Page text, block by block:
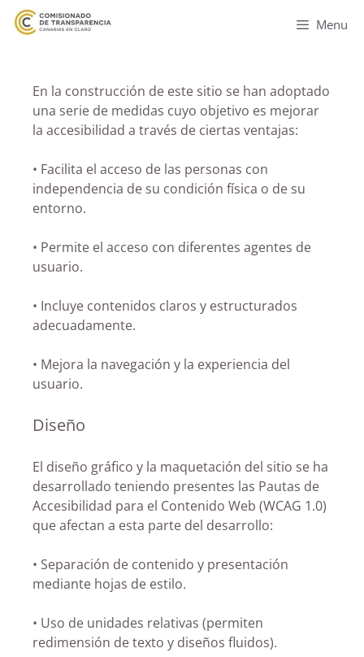
Menu
En la construcción de este sitio se han adoptado
una serie de medidas cuyo objetivo es mejorar
la accesibilidad a través de ciertas ventajas:
• Facilita el acceso de las personas con
independencia de su condición física o de su
entorno.
• Permite el acceso con diferentes agentes de
usuario.
• Incluye contenidos claros y estructurados
adecuadamente.
• Mejora la navegación y la experiencia del
usuario.
Diseño
El diseño gráfico y la maquetación del sitio se ha
desarrollado teniendo presentes las Pautas de
Accesibilidad para el Contenido Web (WCAG 1.0)
que afectan a esta parte del desarrollo:
• Separación de contenido y presentación
mediante hojas de estilo.
• Uso de unidades relativas (permiten
redimensión de texto y diseños fluidos).